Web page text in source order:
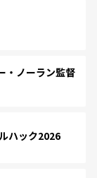
・ノーラン監督
ハック2026